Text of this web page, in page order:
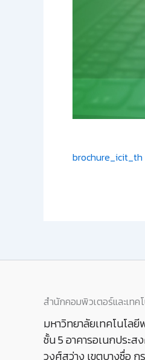
brochure_icit_th
สำนักคอมพิวเตอร์และเท
มหาวิทยาลัยเทคโนโลยี
ชั้น 5 อาคารอเนกประส
วงศ์สว่าง เขตบางซื่อ